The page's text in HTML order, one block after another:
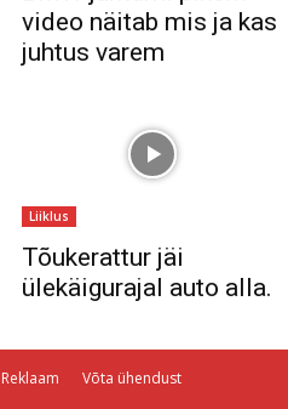
video näitab mis ja kas
juhtus varem
Liiklus
Tõukerattur jäi
ülekäigurajal auto alla.
Reklaam Võta ühendust